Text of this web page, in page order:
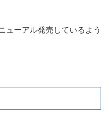
ューアル発売しているよう